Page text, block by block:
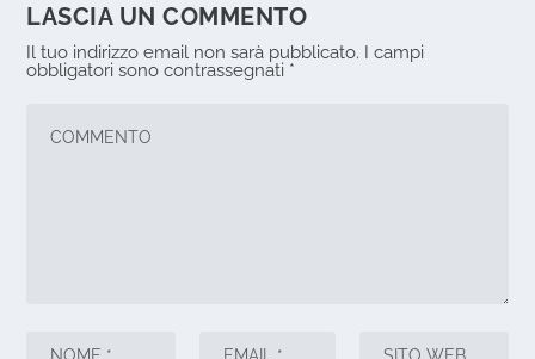
LASCIA UN COMMENTO
Il tuo indirizzo email non sarà pubblicato. I campi
obbligatori sono contrassegnati *